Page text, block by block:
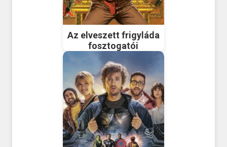
Az elveszett frigyláda
fosztogatói